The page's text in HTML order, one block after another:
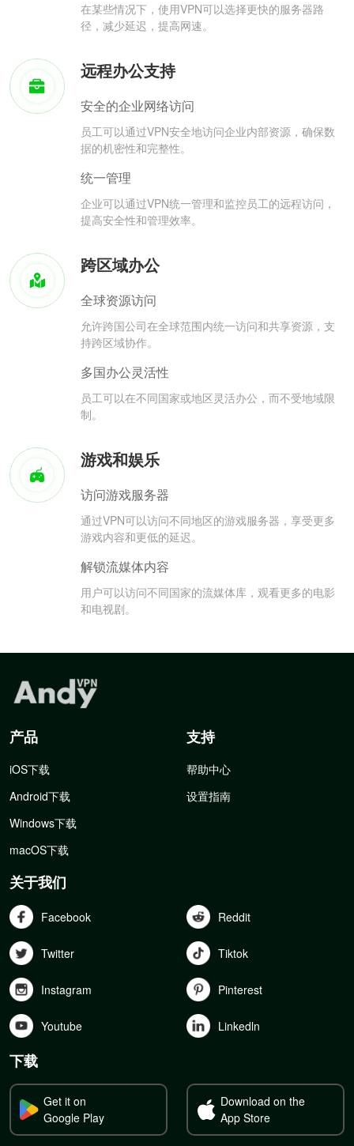
在某些情况下，使用VPN可以选择更快的服务器路
径，减少延迟，提高网速。
远程办公支持
安全的企业网络访问
员工可以通过VPN安全地访问企业内部资源，确保数
据的机密性和完整性。
统一管理
企业可以通过VPN统一管理和监控员工的远程访问，
提高安全性和管理效率。
跨区域办公
全球资源访问
允许跨国公司在全球范围内统一访问和共享资源，支
持跨区域协作。
多国办公灵活性
员工可以在不同国家或地区灵活办公，而不受地域限
制。
游戏和娱乐
访问游戏服务器
通过VPN可以访问不同地区的游戏服务器，享受更多
游戏内容和更低的延迟。
解锁流媒体内容
用户可以访问不同国家的流媒体库，观看更多的电影
和电视剧。
产品
iOS下载
Android下载
Windows下载
macOS下载
支持
帮助中心
设置指南
关于我们
Facebook Reddit
Twitter Tiktok
Instagram Pinterest
Youtube Linkedln
下载
Get it on
Google Play
Download on the
App Store